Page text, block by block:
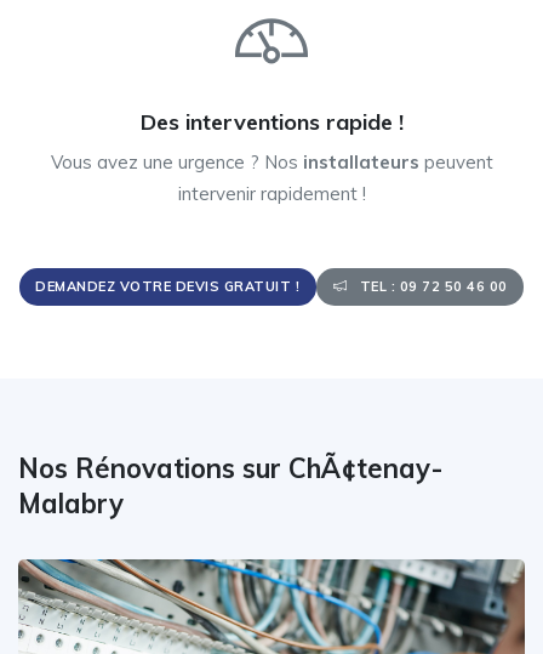
Des interventions rapide !
Vous avez une urgence ? Nos installateurs peuvent
intervenir rapidement !
DEMANDEZ VOTRE DEVIS GRATUIT ! TEL : 09 72 50 46 00
Nos Rénovations sur ChÃ¢tenay-
Malabry